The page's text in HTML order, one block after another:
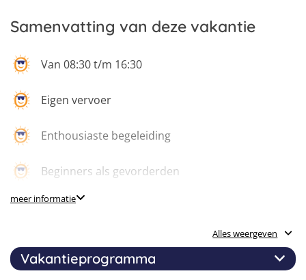
Samenvatting van deze vakantie
Van 08:30 t/m 16:30
Eigen vervoer
Enthousiaste begeleiding
Beginners als gevorderden
Antwerpse Kempen
meer informatie
Alles weergeven
Vakantieprogramma